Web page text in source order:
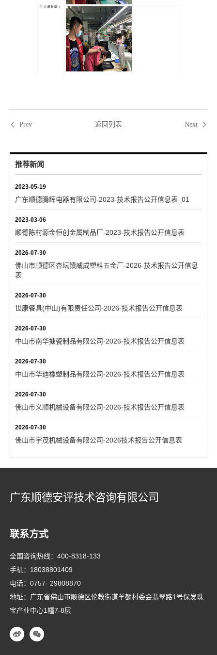
Prev 返回列表 Next
推荐新闻
2023-05-19
广东顺德腾辉电器有限公司-2023-技术报告公开信息表_01
2023-03-06
顺德陈村源金恒创金属制品厂-2023-技术报告公开信息表
2026-07-30
佛山市顺德区杏坛镇威成塑料五金厂-2026-技术报告公开信息
表
2026-07-30
世康餐具(中山)有限责任公司-2026-技术报告公开信息表
2026-07-30
中山市南华搪瓷制品有限公司-2026-技术报告公开信息表
2026-07-30
中山市华迪橡塑制品有限公司-2026-技术报告公开信息表
2026-07-30
佛山市义顺机械设备有限公司-2026-技术报告公开信息表
2026-07-30
佛山市宇茂机械设备有限公司-2026技术报告公开信息表
广东顺德安评技术咨询有限公司
联系方式
全国咨询热线： 400-8318-133
手机： 18038801409
电话： 0757- 29808870
地址：广东省佛山市顺德区伦教街道羊额村委会翡翠路1号保发珠
宝产业中心1幢7-8层